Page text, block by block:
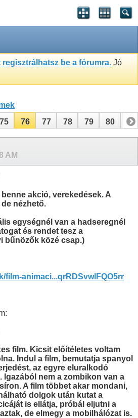
regisztrálhatsz be a fórumra. Jó
75 76 77 78 79 80 81
AM
akció, verekedések. A
nézhető.
egységnél van a hadseregnél
és rendet tesz a
bűnözők közé csap.)
film-animaci...qrRDSvwlFQO5rr
film. Kicsit előítéletes voltam
Indul a film, bemutatja spanyol
az egyre eluralkodó
Igazából nem a zombikon van a
A film többet akar mondani,
dolgok után kutat a
is ellátja, próbál eljutni a
de elmegy a mobilhálózat is.